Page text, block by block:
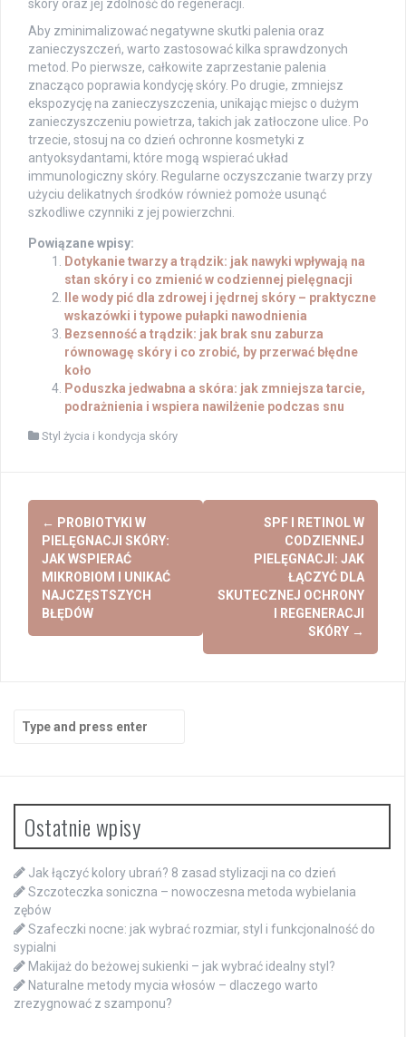
skóry oraz jej zdolność do regeneracji.
Aby zminimalizować negatywne skutki palenia oraz
zanieczyszczeń, warto zastosować kilka sprawdzonych
metod. Po pierwsze, całkowite zaprzestanie palenia
znacząco poprawia kondycję skóry. Po drugie, zmniejsz
ekspozycję na zanieczyszczenia, unikając miejsc o dużym
zanieczyszczeniu powietrza, takich jak zatłoczone ulice. Po
trzecie, stosuj na co dzień ochronne kosmetyki z
antyoksydantami, które mogą wspierać układ
immunologiczny skóry. Regularne oczyszczanie twarzy przy
użyciu delikatnych środków również pomoże usunąć
szkodliwe czynniki z jej powierzchni.
Powiązane wpisy:
Dotykanie twarzy a trądzik: jak nawyki wpływają na
stan skóry i co zmienić w codziennej pielęgnacji
Ile wody pić dla zdrowej i jędrnej skóry – praktyczne
wskazówki i typowe pułapki nawodnienia
Bezsenność a trądzik: jak brak snu zaburza
równowagę skóry i co zrobić, by przerwać błędne
koło
Poduszka jedwabna a skóra: jak zmniejsza tarcie,
podrażnienia i wspiera nawilżenie podczas snu
Styl życia i kondycja skóry
Post
navigation
← PROBIOTYKI W
PIELĘGNACJI SKÓRY:
JAK WSPIERAĆ
MIKROBIOM I UNIKAĆ
NAJCZĘSTSZYCH
BŁĘDÓW
SPF I RETINOL W
CODZIENNEJ
PIELĘGNACJI: JAK
ŁĄCZYĆ DLA
SKUTECZNEJ OCHRONY
I REGENERACJI
SKÓRY →
for:
Ostatnie wpisy
Jak łączyć kolory ubrań? 8 zasad stylizacji na co dzień
Szczoteczka soniczna – nowoczesna metoda wybielania
zębów
Szafeczki nocne: jak wybrać rozmiar, styl i funkcjonalność do
sypialni
Makijaż do beżowej sukienki – jak wybrać idealny styl?
Naturalne metody mycia włosów – dlaczego warto
zrezygnować z szamponu?